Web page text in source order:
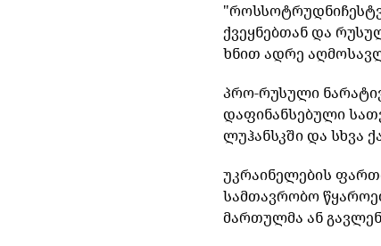
"
ქვეყნებთანდა
ხნით ადრე
პრო-რუსული
დაფინანსებული
ლუჰანსკშიდა სხვა
უკრაინელების
სამთავრობო
მართულმა ან